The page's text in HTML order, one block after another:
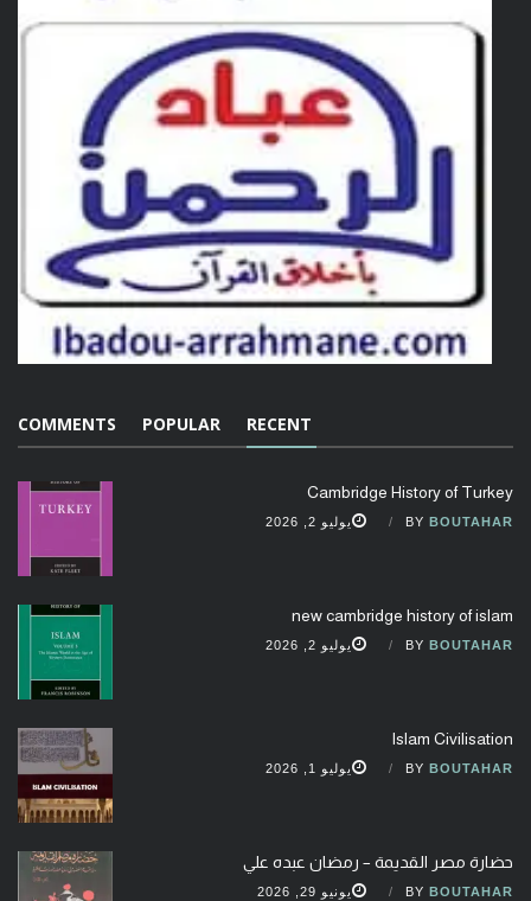
RECENT
POPULAR
COMMENTS
Cambridge History of Turkey
BY BOUTAHAR يوليو 2, 2026
new cambridge history of islam
BY BOUTAHAR يوليو 2, 2026
Islam Civilisation
BY BOUTAHAR يوليو 1, 2026
حضارة مصر القديمة – رمضان عبده علي
BY BOUTAHAR يونيو 29, 2026